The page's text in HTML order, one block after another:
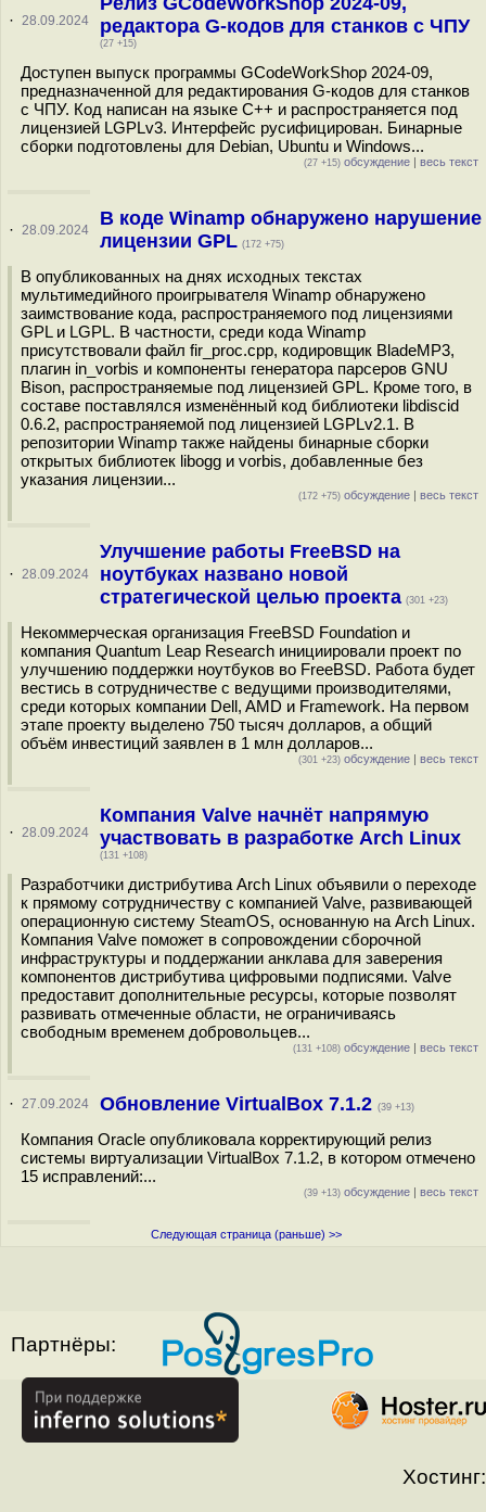
· 28.09.2024
редактора G-кодов для станков с ЧПУ
(27 +15)
Доступен выпуск программы GCodeWorkShop 2024-09,
предназначенной для редактирования G-кодов для станков
с ЧПУ. Код написан на языке C++ и распространяется под
лицензией LGPLv3. Интерфейс русифицирован. Бинарные
сборки подготовлены для Debian, Ubuntu и Windows...
(27 +15) обсуждение | весь текст
· 28.09.2024
В коде Winamp обнаружено нарушение
лицензии GPL (172 +75)
В опубликованных на днях исходных текстах
мультимедийного проигрывателя Winamp обнаружено
заимствование кода, распространяемого под лицензиями
GPL и LGPL. В частности, среди кода Winamp
присутствовали файл fir_proc.cpp, кодировщик BladeMP3,
плагин in_vorbis и компоненты генератора парсеров GNU
Bison, распространяемые под лицензией GPL. Кроме того, в
составе поставлялся изменённый код библиотеки libdiscid
0.6.2, распространяемой под лицензией LGPLv2.1. В
репозитории Winamp также найдены бинарные сборки
открытых библиотек libogg и vorbis, добавленные без
указания лицензии...
(172 +75) обсуждение | весь текст
· 28.09.2024
Улучшение работы FreeBSD на
ноутбуках названо новой
стратегической целью проекта (301 +23)
Некоммерческая организация FreeBSD Foundation и
компания Quantum Leap Research инициировали проект по
улучшению поддержки ноутбуков во FreeBSD. Работа будет
вестись в сотрудничестве с ведущими производителями,
среди которых компании Dell, AMD и Framework. На первом
этапе проекту выделено 750 тысяч долларов, а общий
объём инвестиций заявлен в 1 млн долларов...
(301 +23) обсуждение | весь текст
· 28.09.2024
Компания Valve начнёт напрямую
участвовать в разработке Arch Linux
(131 +108)
Разработчики дистрибутива Arch Linux объявили о переходе
к прямому сотрудничеству с компанией Valve, развивающей
операционную систему SteamOS, основанную на Arch Linux.
Компания Valve поможет в сопровождении сборочной
инфраструктуры и поддержании анклава для заверения
компонентов дистрибутива цифровыми подписями. Valve
предоставит дополнительные ресурсы, которые позволят
развивать отмеченные области, не ограничиваясь
свободным временем добровольцев...
(131 +108) обсуждение | весь текст
· 27.09.2024 Обновление VirtualBox 7.1.2 (39 +13)
Компания Oracle опубликовала корректирующий релиз
системы виртуализации VirtualBox 7.1.2, в котором отмечено
15 исправлений:...
(39 +13) обсуждение | весь текст
Следующая страница (раньше) >>
Партнёры:
Хостинг: